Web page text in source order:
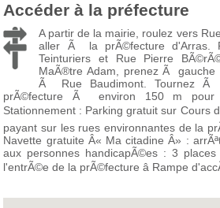
Accéder à la préfecture
A partir de la mairie, roulez vers
aller Ã la prÃ©fecture d'Arras.
Teinturiers et Rue Pierre
MaÃ®tre Adam, prenez Ã gauche
Ã Rue Baudimont. Tournez
prÃ©fecture Ã environ 150 m pour
Stationnement : Parking gratuit sur Cours
payant sur les rues environnantes de la
Navette gratuite Â« Ma citadine Â» :
aux personnes handicapÃ©es : 3
l'entrÃ©e de la prÃ©fecture â Rampe